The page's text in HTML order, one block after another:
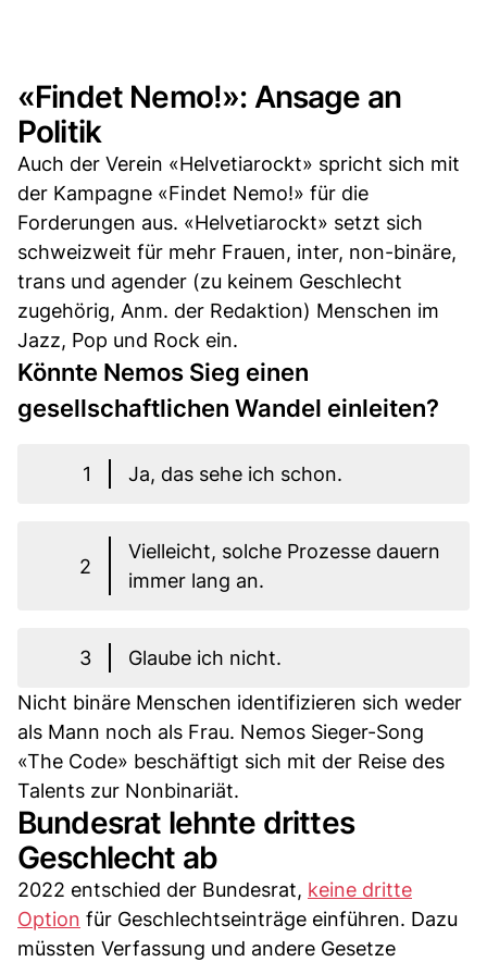
«Findet Nemo!»: Ansage an
Politik
Auch der Verein «Helvetiarockt» spricht sich mit
der Kampagne «Findet Nemo!» für die
Forderungen aus. «Helvetiarockt» setzt sich
schweizweit für mehr Frauen, inter, non-binäre,
trans und agender (zu keinem Geschlecht
zugehörig, Anm. der Redaktion) Menschen im
Jazz, Pop und Rock ein.
Könnte Nemos Sieg einen
gesellschaftlichen Wandel einleiten?
1 Ja, das sehe ich schon.
2
Vielleicht, solche Prozesse dauern
immer lang an.
3
Glaube ich nicht.
Nicht binäre Menschen identifizieren sich weder
als Mann noch als Frau. Nemos Sieger-Song
«The Code» beschäftigt sich mit der Reise des
Talents zur Nonbinariät.
Bundesrat lehnte drittes
Geschlecht ab
2022 entschied der Bundesrat, keine dritte
Option für Geschlechtseinträge einführen. Dazu
müssten Verfassung und andere Gesetze